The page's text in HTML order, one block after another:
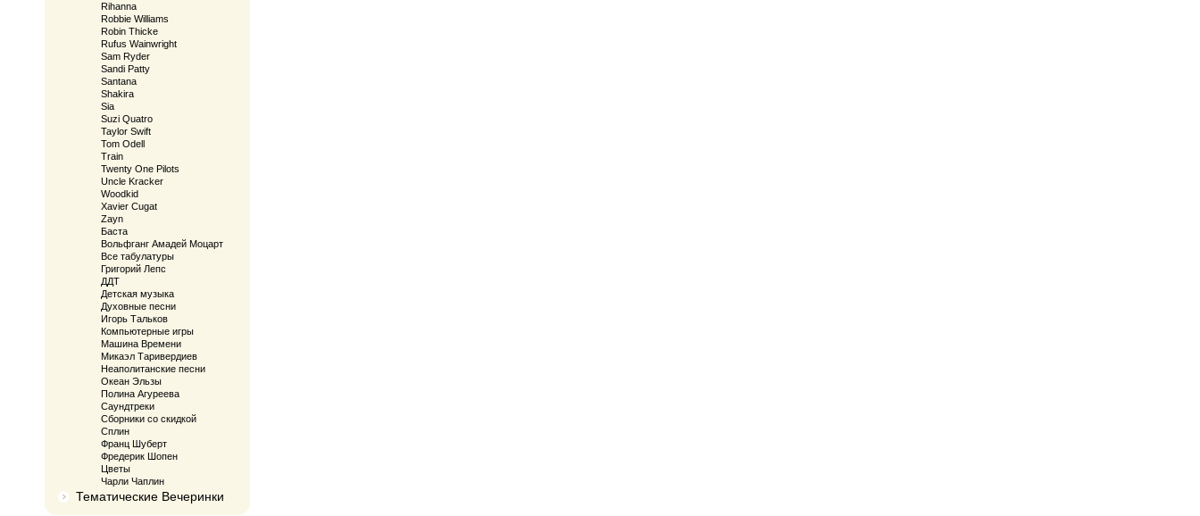
Rihanna
Robbie Williams
Robin Thicke
Rufus Wainwright
Sam Ryder
Sandi Patty
Santana
Shakira
Sia
Suzi Quatro
Taylor Swift
Tom Odell
Train
Twenty One Pilots
Uncle Kracker
Woodkid
Xavier Cugat
Zayn
Баста
Вольфганг Амадей Моцарт
Все табулатуры
Григорий Лепс
ДДТ
Детская музыка
Духовные песни
Игорь Тальков
Компьютерные игры
Машина Времени
Микаэл Таривердиев
Неаполитанские песни
Океан Эльзы
Полина Агуреева
Саундтреки
Сборники со скидкой
Сплин
Франц Шуберт
Фредерик Шопен
Цветы
Чарли Чаплин
Тематические Вечеринки